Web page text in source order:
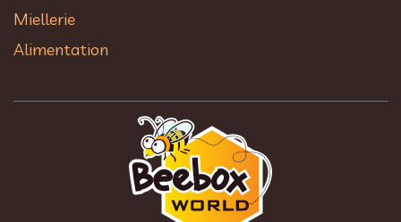
Miellerie
Alimentation